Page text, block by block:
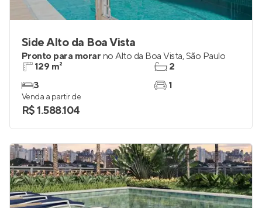
Side Alto da Boa Vista
Pronto para morar no Alto da Boa Vista,São Paulo
129 m²
3
2
1
Venda a partir de
R$ 1.588.104